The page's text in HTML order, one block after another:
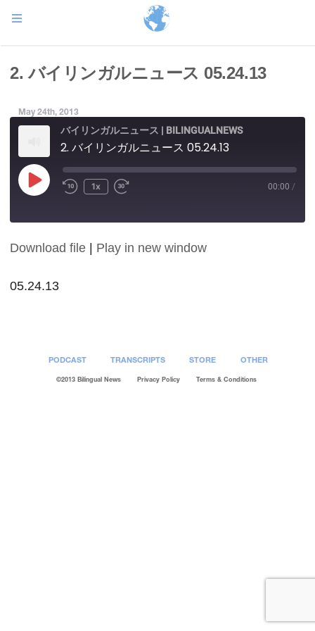
2. バイリンガルニュース 05.24.13
May 24th, 2013
バイリンガルニュース | BILINGUALNEWS
2. バイリンガルニュース 05.24.13
Play
Episode
1x 00:00 /
SHARE
LINK
Download file Play in new window
05.24.13
PODCAST TRANSCRIPTS STORE OTHER
©2013 Bilingual News Privacy Policy Terms & Conditions